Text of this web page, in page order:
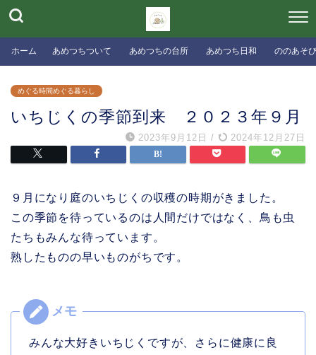
ホーム あめつちついて あめつちの台所 あめつち日和 ののあそ
めぐる時間めぐる暮らし
いちじくの季節到来 ２０２３年９月
2023年9月12日 / 2024年12月27日
９月になり庭のいちじくの収穫の時期がきました。
この季節を待っているのは人間だけではなく、鳥も虫
たちもみんな待っています。
熟したものの早いものがちです。
みんな大好きいちじくですが、さらに健康に良